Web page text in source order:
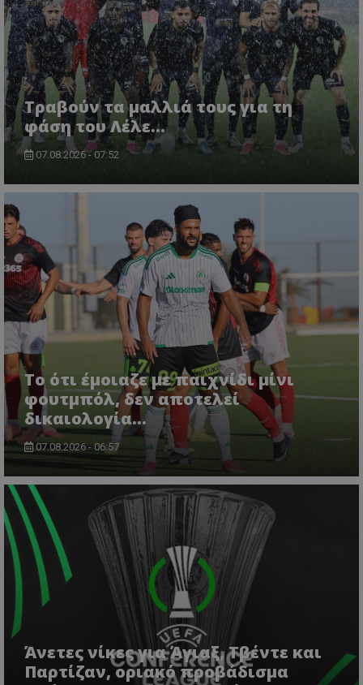
Τραβούν τα μαλλιά τους για τη
φάση του Λέλε…
07.08.2026 - 07:52
Το ότι έμοιαζε με παιχνίδι μίνι
φουτμπόλ, δεν αποτελεί
δικαιολογία…
07.08.2026 - 06:57
Άνετες νίκες για Άγιαξ, Τβέντε και
Παρτίζαν, οριακό προβάδισμα